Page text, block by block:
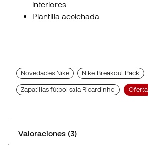
interiores
Plantilla acolchada
Novedades Nike Nike Breakout Pack
Zapatillas fútbol sala Ricardinho Oferta
Valoraciones (3)